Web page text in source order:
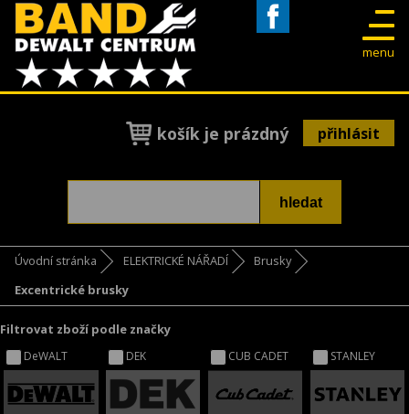
menu
košík je prázdný přihlásit
Úvodní stránka ELEKTRICKÉ NÁŘADÍ
Brusky
Excentrické brusky
Filtrovat zboží podle značky
DeWALT DEK CUB CADET STANLEY